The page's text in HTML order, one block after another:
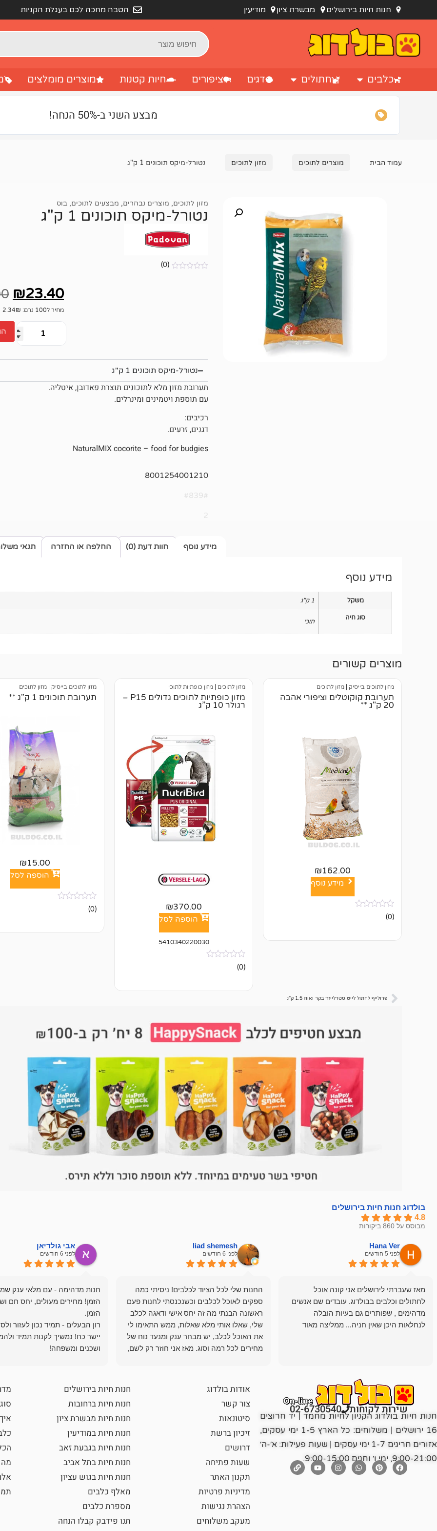
חנות חיות בירושלים מבשרת ציון מודיעין הטבה מחכה לכם בעגלת הקניות
כלבים חתולים דגים ציפורים חיות קטנות מוצרים מומלצים
מבצע השני ב-50% הנחה!
עמוד הבית מוצרים לתוכים מזון לתוכים נטורל-מיקס תוכונים 1 ק"ג
מזון לתוכים, מוצרים נבחרים, מבצעים לתוכים, בוס
נטורל-מיקס תוכונים 1 ק"ג
(0)
₪23.40
מחיר ל100 גרם: 2.34₪
נטורל-מיקס תוכונים 1 ק"ג
תערובת מזון מלא לתוכונים תוצרת פאדובן, איטליה.
עם תוספת ויטמינים ומינרלים.
רכיבים:
דגנים, זרעים.
NaturalMIX cocorite – food for budgies
8001254001210
#839#
2
מידע נוסף תנאי חוות דעת (0) החלפה או החזרה
מידע נוסף
משקל 1 ק"ג
סוג חיה תוכי
מוצרים קשורים
מזון לתוכים בייסיק מזון לתוכים
תערובת קוקוטלים וציפורי אהבה
20 ק"ג **
₪162.00
מידע נוסף
אין
ביקורות
(0)
מזון לתוכים מזון כופתיות לתוכי
מזון כופתיות לתוכים גדולים P15 –
רגולר 10 ק”ג
₪370.00
הוספה לסל
5410340220030
אין
ביקורות
(0)
מזון לתוכים בייסיק מזון לתוכים
תערובת תוכונים 1 ק"ג **
₪15.00
הוספה לסל
אין
ביקורות
(0)
פרולייף לחתול לייט סטרלייזד בקר ואווז 1.5 ק"ג
בולדוג חנות חיות בירושלים
4.8
מבוסס על 860 ביקורות
Hana Ver
לפני 5 חודשים
מאז שעברתי לירושלים אני קונה אוכל
לחתולים וכלבים בבולדוג. עובדים שם אנשים
מדהימים , שפותרים גם בעיות הובלה
לנחלאות היכן שאין חניה... ממליצה מאוד
liad shemesh
לפני 6 חודשים
החנות שלי לכל הציוד לכלבים! ניסיתי כמה
ספקים לאוכל לכלבים וכשנכנסתי לחנות פעם
ראשונה הבנתי מה זה יחס אישי ודאגה לכלב
שלי, שאלו אותי מלא שאלות, ממש התאימו לי
את האוכל לכלב, יש מבחר ענק ומנעד נוח של
מחירים לכל רמה וסוג. מאז אני חוזר רק לשם,
אבי גולדיאן
לפני 6 חודשים
חנות מדהימה - עם מלאי ענק
הזמן! מחירים מעולים, יחס חם
רון הבעלים - תמיד נכון לעזור
יישר כח! נמשיך לקנות תמיד
ושכנים ומשפחה!
שירות לקוחות 02-6730540
חנות חיות בולדוג הקניון לחיות מחמד | יד חרוצים
16 ירושלים | משלוחים: כל הארץ 1-5 ימי עסקים,
אזורים חריגים 1-7 ימי עסקים | שעות פעילות: א׳-ה׳
9:00-21:00, ימי ו׳ וחגים 9:00-15:00.
אודות בולדוג
צור קשר
סיטונאות
זיכיון ברשת
דרושים
שעות פתיחה
תקנון האתר
מדיניות פרטיות
הצהרת נגישות
מעקב משלוחים
חנות חיות בירושלים
חנות חיות ברחובות
חנות חיות מבשרת ציון
חנות חיות במודיעין
חנות חיות בגבעת זאב
חנות חיות בתל אביב
חנות חיות בגוש עציון
מאלף כלבים
מספרת כלבים
תנו פידבק קבלו הנחה